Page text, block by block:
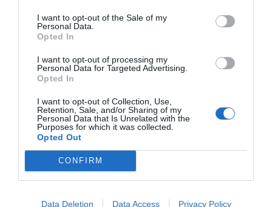
I want to opt-out of the Sale of my
Personal Data.
Opted In
I want to opt-out of processing my
Personal Data for Targeted Advertising.
Opted In
I want to opt-out of Collection, Use,
Retention, Sale, and/or Sharing of my
Personal Data that Is Unrelated with the
Purposes for which it was collected.
Opted Out
CONFIRM
Data Deletion Data Access Privacy Policy
Σχετικά προϊόντα